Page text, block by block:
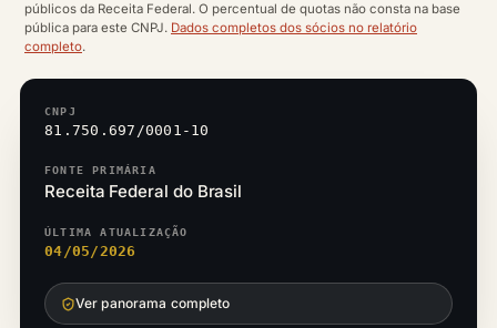
públicos da Receita Federal. O percentual de quotas não consta na base
pública para este CNPJ. Dados completos dos sócios no relatório
completo.
CNPJ
81.750.697/0001-10
FONTE PRIMÁRIA
Receita Federal do Brasil
ÚLTIMA ATUALIZAÇÃO
04/05/2026
Ver panorama completo